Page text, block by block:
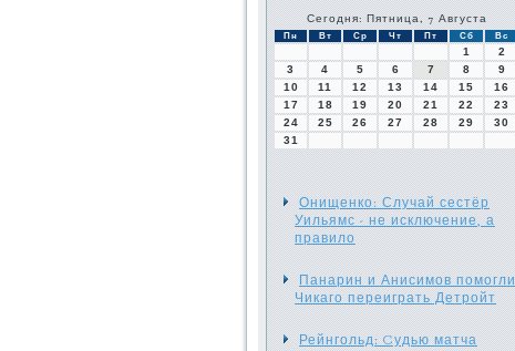
Сегодня: Пятница, 7 Августа
Пн Вт Ср Чт Пт Сб Вс
1
2
3
4 5 6 7 8
9
10
11 12 13 14 15
16
17
18 19 20 21 22
23
24
25 26 27 28 29
30
31
Онищенко: Случай сестёр
Уильямс - не исключение, а
правило
Панарин и Анисимов помогли
Чикаго переиграть Детройт
Рейнгольд: Cудью матча